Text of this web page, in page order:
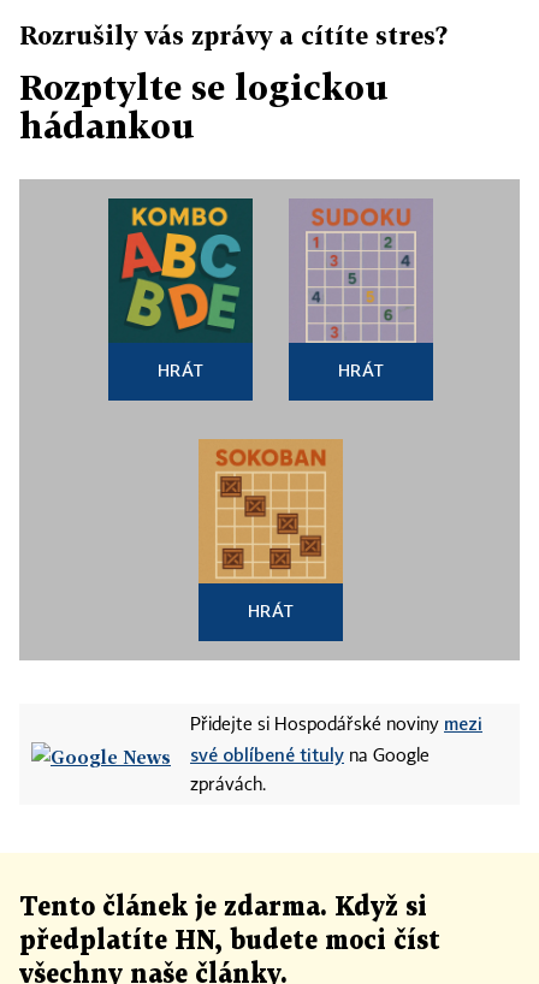
Rozrušily vás zprávy a cítíte stres?
Rozptylte se logickou
hádankou
HRÁT HRÁT
HRÁT
Přidejte si Hospodářské noviny mezi
své oblíbené tituly na Google
zprávách.
Tento článek je zdarma. Když si
předplatíte HN, budete moci číst
všechny naše články.